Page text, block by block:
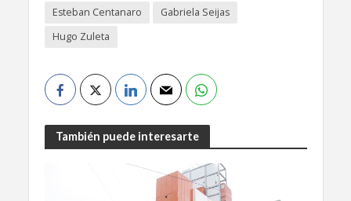
Esteban Centanaro
Gabriela Seijas
Hugo Zuleta
También puede interesarte